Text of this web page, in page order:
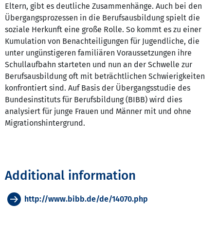
Eltern, gibt es deutliche Zusammenhänge. Auch bei den
Übergangsprozessen in die Berufsausbildung spielt die
soziale Herkunft eine große Rolle. So kommt es zu einer
Kumulation von Benachteiligungen für Jugendliche, die
unter ungünstigeren familiären Voraussetzungen ihre
Schullaufbahn starteten und nun an der Schwelle zur
Berufsausbildung oft mit beträchtlichen Schwierigkeiten
konfrontiert sind. Auf Basis der Übergangsstudie des
Bundesinstituts für Berufsbildung (BIBB) wird dies
analysiert für junge Frauen und Männer mit und ohne
Migrationshintergrund.
Additional information
http://www.bibb.de/de/14070.php